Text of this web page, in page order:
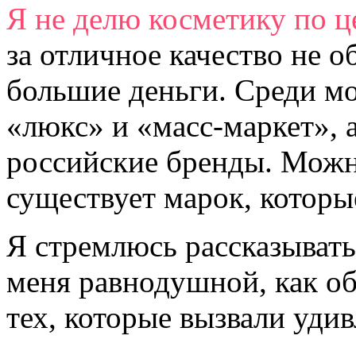
Я не делю косметику по
за отличное качество не
большие деньги. Среди
«люкс» и «масс-маркет»,
российские бренды.
существует марок,
Я стремлюсь
меня равнодушной, как
тех, которые вызвали